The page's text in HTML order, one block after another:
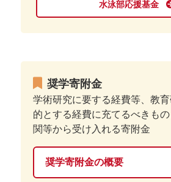
水泳部応援基金
奨学寄附金
学術研究に要する経費等、教
的とする経費に充てるべきも
関等から受け入れる寄附金
奨学寄附金の概要